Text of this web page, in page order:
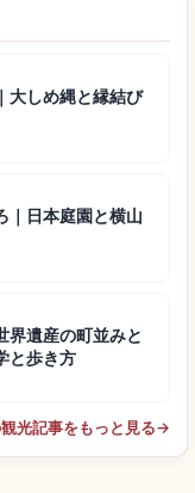
大しめ縄と縁結び
｜日本庭園と横山
界遺産の町並みと
と歩き方
光記事をもっと見る→